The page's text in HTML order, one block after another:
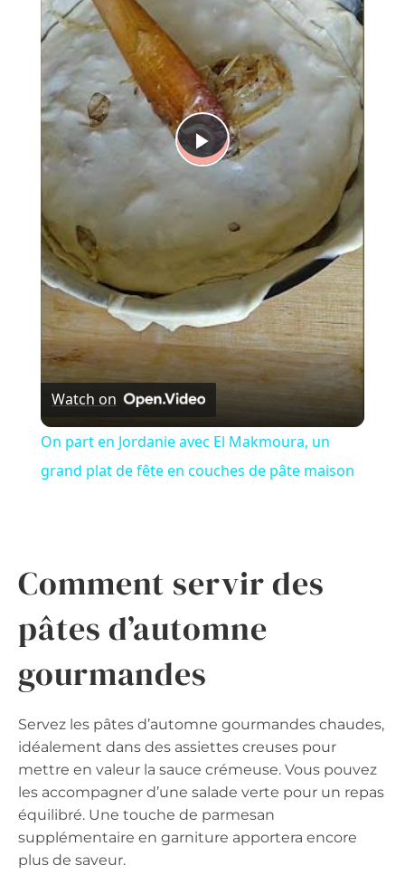
Play
Video
Watch on
On part en Jordanie avec El Makmoura, un
grand plat de fête en couches de pâte maison
Comment servir des
pâtes d’automne
gourmandes
Servez les pâtes d’automne gourmandes chaudes,
idéalement dans des assiettes creuses pour
mettre en valeur la sauce crémeuse. Vous pouvez
les accompagner d’une salade verte pour un repas
équilibré. Une touche de parmesan
supplémentaire en garniture apportera encore
plus de saveur.